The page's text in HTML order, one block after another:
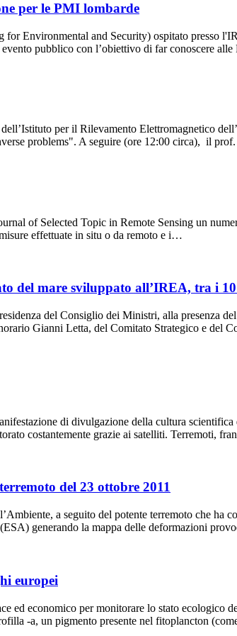
per le PMI lombarde
Environmental and Security) ospitato presso
pubblico con l’obiettivo di far conoscere
per il Rilevamento Elettromagnetico
problems". A seguire (ore 12:00 circa), il
of Selected Topic in Remote Sensing un
effettuate in situ o da remoto e i…
del mare sviluppato all’IREA, tra i
del Consiglio dei Ministri, alla presenza
Gianni Letta, del Comitato Strategico e del
di divulgazione della cultura
costantemente grazie ai satelliti. Terremoti,
del 23 ottobre 2011
a seguito del potente terremoto che
generando la mappa delle deformazioni
europei
ed economico per monitorare lo stato
-a, un pigmento presente nel fitoplancton